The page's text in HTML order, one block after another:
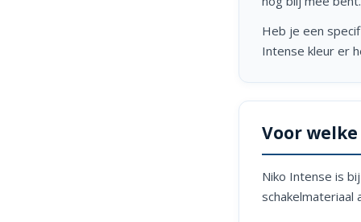
Heb je een
Intense kleur er
Voor
Niko Intense is
schakelmateriaal